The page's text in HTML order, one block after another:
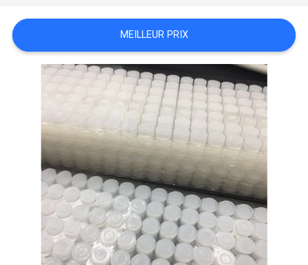
PLAN
PRIVACY
POLICY
MEILLEUR PRIX